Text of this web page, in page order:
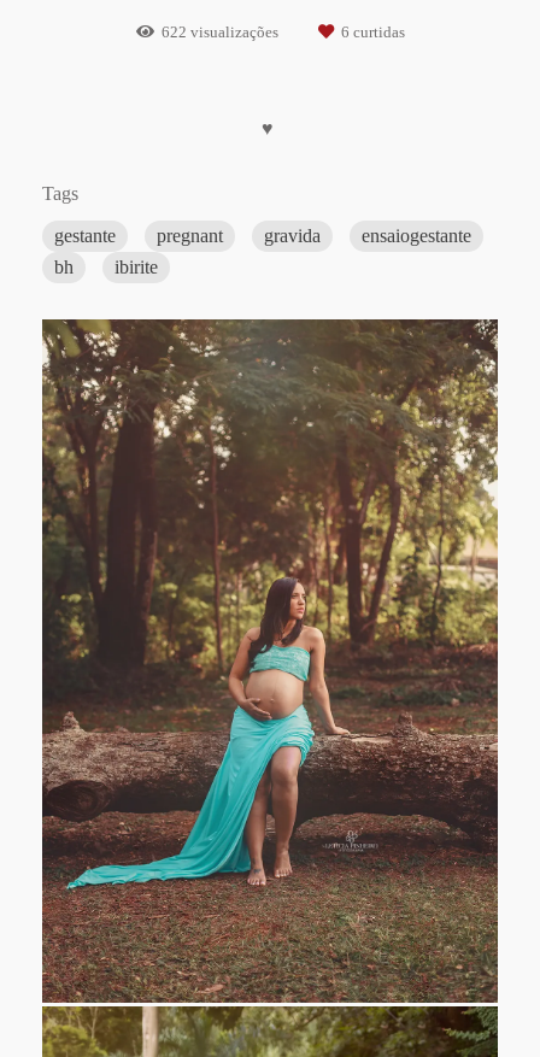
622 visualizações 6 curtidas
♥
Tags
gestante pregnant gravida
ensaiogestante
bh
ibirite